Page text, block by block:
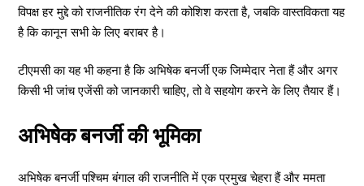
विपक्ष हर मुद्दे को राजनीतिक रंग देने की कोशिश करता है, जबकि वास्तविकता यह
है कि कानून सभी के लिए बराबर है।
टीएमसी का यह भी कहना है कि अभिषेक बनर्जी एक जिम्मेदार नेता हैं और अगर
किसी भी जांच एजेंसी को जानकारी चाहिए, तो वे सहयोग करने के लिए तैयार हैं।
अभिषेक बनर्जी की भूमिका
अभिषेक बनर्जी पश्चिम बंगाल की राजनीति में एक प्रमुख चेहरा हैं और ममता